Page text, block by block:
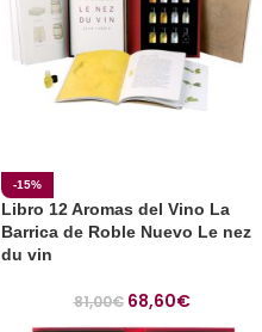
-15%
Libro 12 Aromas del Vino La
Barrica de Roble Nuevo Le nez
du vin
81,00€ 68,60€